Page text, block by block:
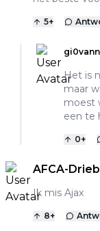
5+
Het is
maar
moest
een te
0+
AFCA-
Ik mis Ajax
8+